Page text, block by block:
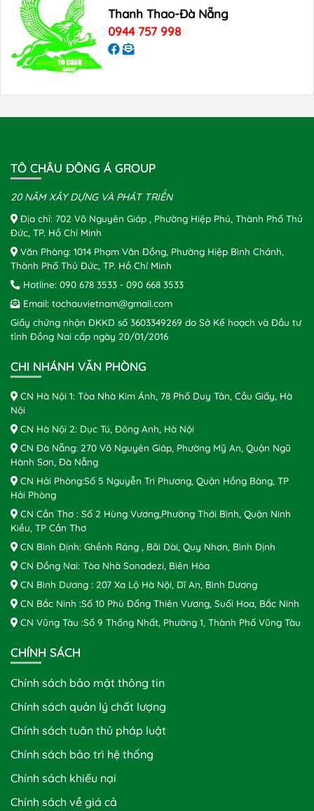
Thanh Thao-Đà Nẵng
0944 757 998
TÔ CHÂU ĐÔNG Á GROUP
20 NĂM XÂY DỰNG VÀ PHÁT TRIỂN
Địa chỉ: 702 Võ Nguyên Giáp , Phường Hiệp Phú, Thành Phố Thủ
Đức, TP. Hồ Chí Minh
Văn Phòng: 1014 Phạm Văn Đồng, Phường Hiệp Bình Chánh,
Thành Phố Thủ Đức, TP. Hồ Chí Minh
Hotline: 090 678 3533 - 090 668 3533
Email: tochauvietnam@gmail.com
Giấy chứng nhận ĐKKD số 3603349269 do Sở Kế hoạch và Đầu tư
tỉnh Đồng Nai cấp ngày 20/01/2016
CHI NHÁNH VĂN PHÒNG
CN Hà Nội 1: Tòa Nhà Kim Ánh, 78 Phố Duy Tân, Cầu Giấy, Hà
Nội
CN Hà Nội 2: Dục Tú, Đông Anh, Hà Nội
CN Đà Nẵng: 270 Võ Nguyên Giáp, Phường Mỹ An, Quận Ngũ
Hành Sơn, Đà Nẵng
CN Hải Phòng:Số 5 Nguyễn Tri Phương, Quận Hồng Bàng, TP
Hải Phòng
CN Cần Thơ : Số 2 Hùng Vương,Phường Thới Bình, Quận Ninh
Kiều, TP Cần Thơ
CN Bình Định: Ghềnh Ráng , Bãi Dài, Quy Nhơn, Bình Định
CN Đồng Nai: Tòa Nhà Sonadezi, Biên Hòa
CN Bình Dương : 207 Xa Lộ Hà Nội, Dĩ An, Bình Dương
CN Bắc Ninh :Số 10 Phù Đổng Thiên Vương, Suối Hoa, Bắc Ninh
CN Vũng Tàu :Số 9 Thống Nhất, Phường 1, Thành Phố Vũng Tàu
CHÍNH SÁCH
Chính sách bảo mật thông tin
Chính sách quản lý chất lượng
Chính sách tuân thủ pháp luật
Chính sách bảo trì hệ thống
Chính sách khiếu nại
Chính sách về giá cả